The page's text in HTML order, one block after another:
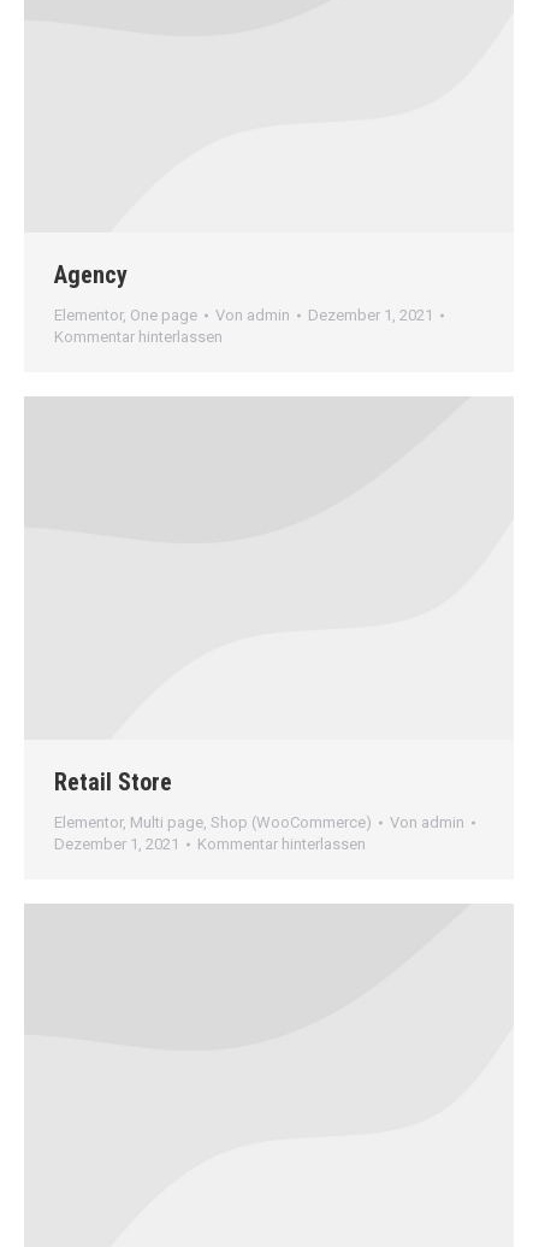
Agency
Elementor, One page Von admin
Dezember 1, 2021
Kommentar hinterlassen
Retail Store
Elementor, Multi page Shop (WooCommerce) Von admin
Dezember 1, 2021
Kommentar hinterlassen